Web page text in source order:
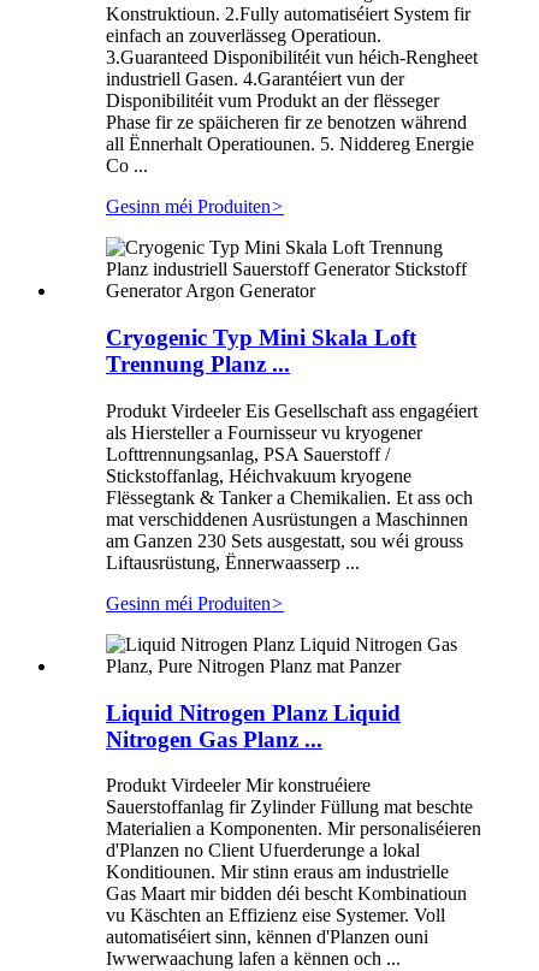
Konstruktioun. 2.Fully automatiséiert System fir
einfach an zouverlässeg Operatioun.
3.Guaranteed Disponibilitéit vun héich-Rengheet
industriell Gasen. 4.Garantéiert vun der
Disponibilitéit vum Produkt an der flësseger
Phase fir ze späicheren fir ze benotzen während
all Ënnerhalt Operatiounen. 5. Niddereg Energie
Co ...
Gesinn méi Produiten>
Cryogenic Typ Mini Skala Loft
Trennung Planz ...
Produkt Virdeeler Eis Gesellschaft ass engagéiert
als Hiersteller a Fournisseur vu kryogener
Lofttrennungsanlag, PSA Sauerstoff /
Stickstoffanlag, Héichvakuum kryogene
Flëssegtank & Tanker a Chemikalien. Et ass och
mat verschiddenen Ausrüstungen a Maschinnen
am Ganzen 230 Sets ausgestatt, sou wéi grouss
Liftausrüstung, Ënnerwaasserp ...
Gesinn méi Produiten>
Liquid Nitrogen Planz Liquid
Nitrogen Gas Planz ...
Produkt Virdeeler Mir konstruéiere
Sauerstoffanlag fir Zylinder Füllung mat beschte
Materialien a Komponenten. Mir personaliséieren
d'Planzen no Client Ufuerderunge a lokal
Konditiounen. Mir stinn eraus am industrielle
Gas Maart mir bidden déi bescht Kombinatioun
vu Käschten an Effizienz eise Systemer. Voll
automatiséiert sinn, kënnen d'Planzen ouni
Iwwerwaachung lafen a kënnen och ...